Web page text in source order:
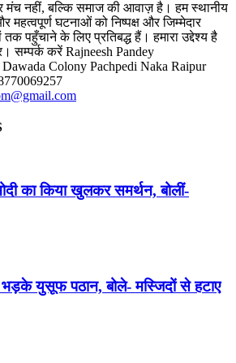
मंच नहीं, बल्कि समाज की आवाज़ है। हम स्थानीय
महत्वपूर्ण घटनाओं को निष्पक्ष और जिम्मेदार
पहुँचाने के लिए प्रतिबद्ध हैं। हमारा उद्देश्य है
सम्पर्क करें Rajneesh Pandey
Colony Pachpedi Naka Raipur
का किया खुलकर समर्थन, बोलीं-
भड़के युसूफ पठान, बोले- मस्जिदों से हटाए